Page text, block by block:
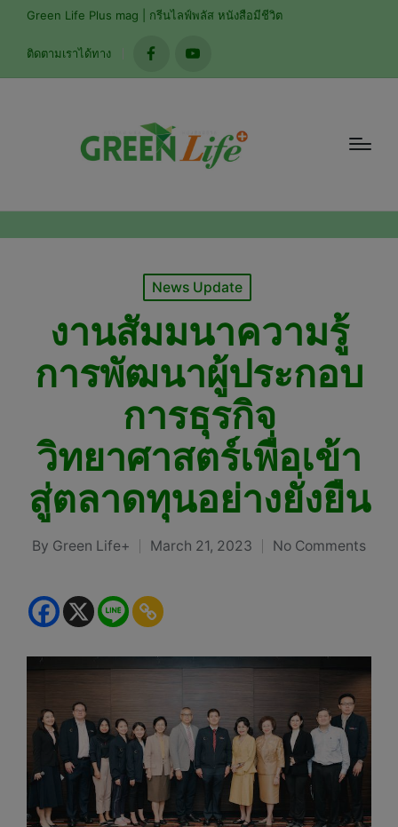
Green Life Plus mag | กรีนไลฟ์พลัส หนังสือมีชีวิต
ติดตามเราได้ทาง
facebookyoutube
Posted
News Update
งานสัมมนาความรู้
การพัฒนาผู้ประกอบ
การธุรกิจ
วิทยาศาสตร์เพื่อเข้า
สู่ตลาดทุนอย่างยั่งยืน
Posted
By Green Life+ March 21, 2023 No Comments
modal-check